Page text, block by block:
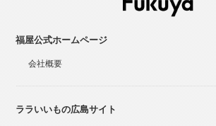
福屋公式ホームページ
会社概要
ララいいもの広島サイト